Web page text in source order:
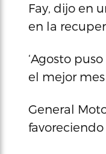
Fay, dijo en
en la
‘Agosto
el mejor mes
General
favoreciendo